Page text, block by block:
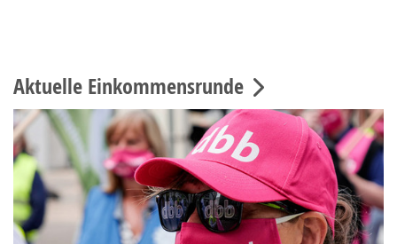
Aktuelle Einkommensrunde